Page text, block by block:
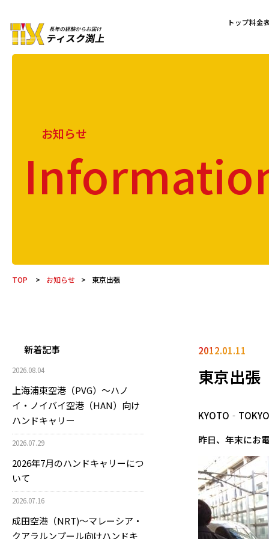
トップ料金
お知らせ
TOP > お知らせ > 東京出張
新着記事
2026.08.04
上海浦東空港（PVG）～ハノ
イ・ノイバイ空港（HAN）向け
ハンドキャリー
2026.07.29
2026年7月のハンドキャリーにつ
いて
2026.07.16
成田空港（NRT)～マレーシア・
クアラルンプール向けハンドキ
2012.01.11
東京出張
KYOTO‐TOKYO
昨日、年末にお